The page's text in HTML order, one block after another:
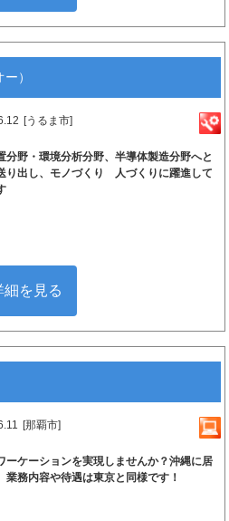
）
[うるま市]
分野・環境分析分野、半導体製造分野へと
り出し、モノづくり 人づくりに躍進して
細を見る
[那覇市]
ーケーションを実現しませんか？沖縄に居
業務内容や待遇は東京と同様です！